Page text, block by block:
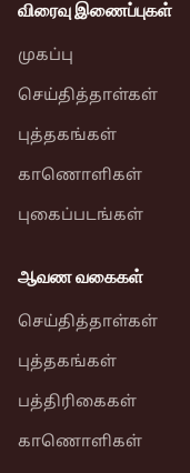
விரைவு இணைப்புகள்
முகப்பு
செய்தித்தாள்கள்
புத்தகங்கள்
காணொளிகள்
புகைப்படங்கள்
ஆவண வகைகள்
செய்தித்தாள்கள்
புத்தகங்கள்
பத்திரிகைகள்
காணொளிகள்